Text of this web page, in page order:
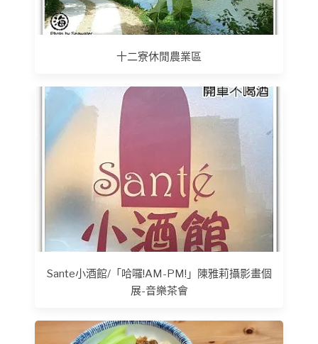
十二寮休閒農業區
Sante小酒館/「哈囉!AM-PM!」陳雅莉攝影畫個
展-音樂茶會